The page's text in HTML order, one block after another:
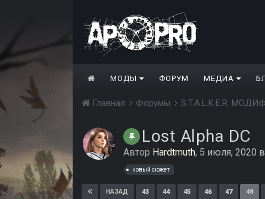
МОДЫ ФОРУМ МЕДИА
Главная Форумы S.T.A.L.K.E.R.
Lost Alpha DC
Автор Hardtmuth, 5 июля, 2020 в
новый сюжет
НАЗАД 43 44 45 46 47 48